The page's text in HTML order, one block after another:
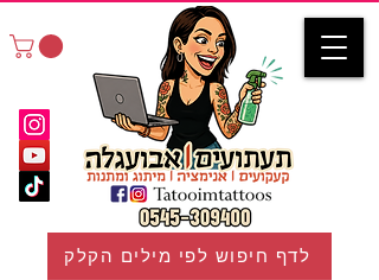
לדף חיפוש לפי מילים הקלק